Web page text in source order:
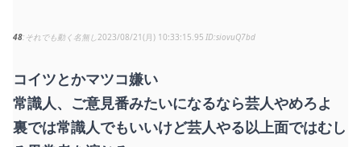
48 それでも動く名無し 2023/08/21(月) 10:33:15.95 siovuQ7bd
コイツとかマツコ嫌い
常識人、ご意見番みたいになるなら芸人やめろよ
裏では常識人でもいいけど芸人やる以上面ではむし